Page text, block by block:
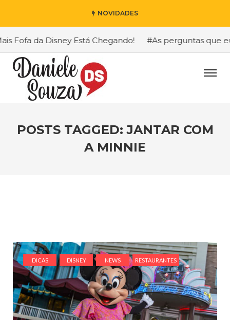
NOVIDADES
da Disney Está Chegando! #As perguntas que eu
POSTS TAGGED: JANTAR COM
A MINNIE
DICAS DISNEY NEWS RESTAURANTES